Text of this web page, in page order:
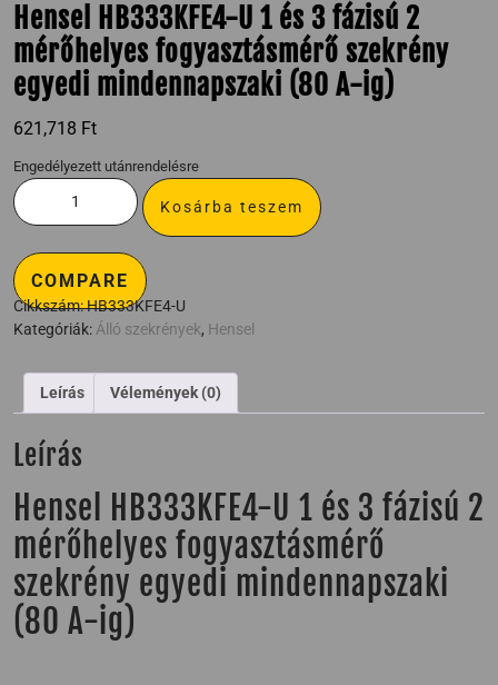
Hensel HB333KFE4-U 1 és 3 fázisú 2
mérőhelyes fogyasztásmérő szekrény
egyedi mindennapszaki (80 A-ig)
621,718 Ft
Engedélyezett utánrendelésre
Kosárba teszem
COMPARE
Cikkszám:HB333KFE4-U
Kategóriák: Álló szekrények, Hensel
Leírás Vélemények (0)
Leírás
Hensel HB333KFE4-U 1 és 3 fázisú 2
mérőhelyes fogyasztásmérő
szekrény egyedi mindennapszaki
(80 A-ig)